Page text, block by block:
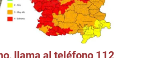
llama al teléfono 112